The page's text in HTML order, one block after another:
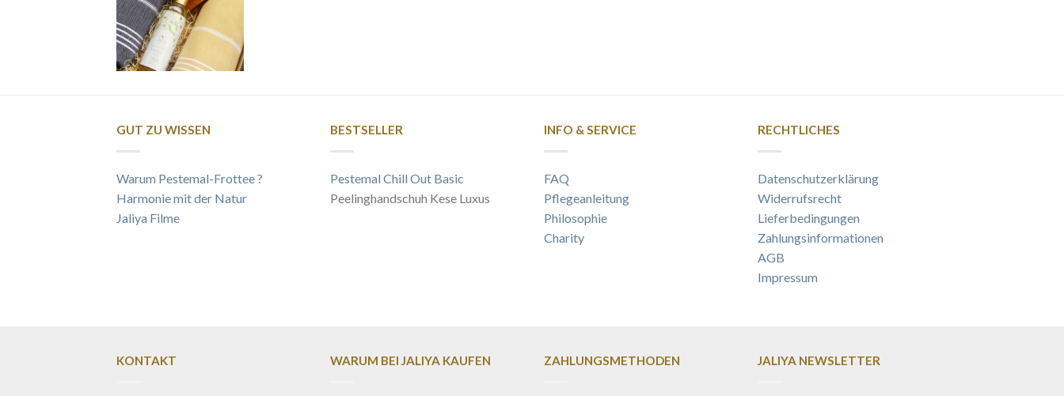
GUT ZU WISSEN
Warum Pestemal-Frottee ?
Harmonie mit der Natur
Jaliya Filme
BESTSELLER
Pestemal Chill Out Basic
Peelinghandschuh Kese Luxus
INFO & SERVICE
FAQ
Pflegeanleitung
Philosophie
Charity
RECHTLICHES
Datenschutzerklärung
Widerrufsrecht
Lieferbedingungen
Zahlungsinformationen
AGB
Impressum
KONTAKT WARUM BEI JALIYA KAUFEN ZAHLUNGSMETHODEN JALIYA NEWSLETTER